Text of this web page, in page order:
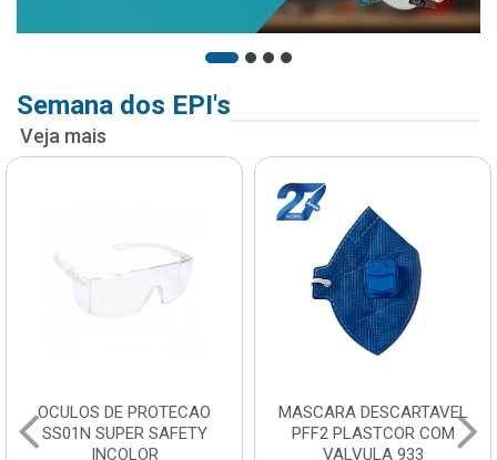
Semana dos EPI's
Veja mais
OCULOS DE PROTECAO
SS01N SUPER SAFETY
INCOLOR
MASCARA DESCARTAVEL
PFF2 PLASTCOR COM
VALVULA 933